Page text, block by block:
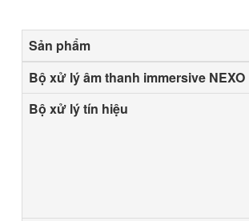
Sản phẩm
Bộ xử lý âm thanh immersive NEXO
Bộ xử lý tín hiệu